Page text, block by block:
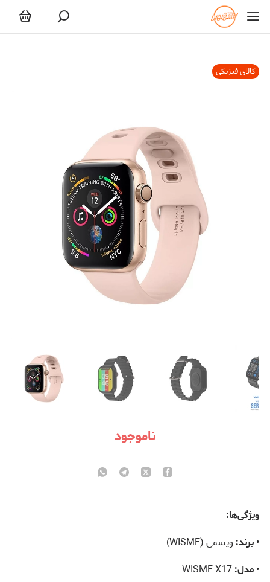
کالای فیزیکی
ناموجود
ویژگی‌ها:
•برند: ویسمی (WISME)
•مدل: